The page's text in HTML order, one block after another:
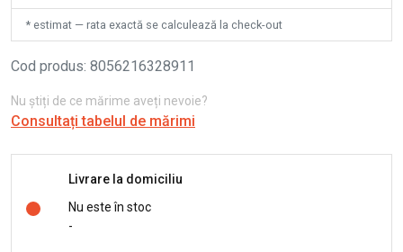
* estimat — rata exactă se calculează la check-out
Cod produs: 8056216328911
Nu știți de ce mărime aveți nevoie?
Consultați tabelul de mărimi
Livrare la domiciliu
Nu este în stoc
-